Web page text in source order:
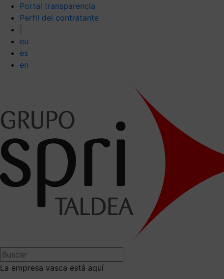
Portal transparencia
Perfil del contratante
eu
es
en
La empresa vasca está aquí